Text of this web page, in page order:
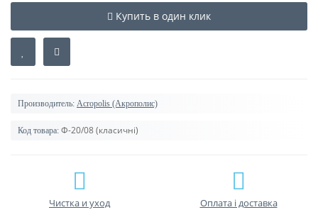
Купить в один клик
Производитель: Acropolis (Акрополис)
Код товара: Ф-20/08 (класичні)
Чистка и уход Оплата і доставка